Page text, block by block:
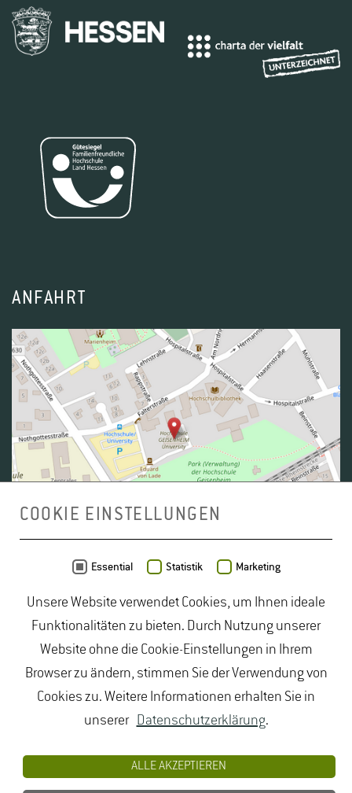
ANFAHRT
OpenStreetMap- Veröffentlicht unterODbL
duales Studium Gartenbau| Gartenbau Studium|
Lebensmittelrecht Studium|Lebensmittelsicherheit
Studium| Naturschutz Studium|Oenologie
Studium| Studiengang Logistik|Studiengänge
Lebensmittel |Studiengänge Natur| Studiengänge
Studium Landschaftsarchitektur
Studium Lebensmittel|Studium
COOKIE EINSTELLUNGEN
Essential Statistik Marketing
Unsere Website verwendet Cookies, um Ihnen ideale
Funktionalitäten zu bieten. Durch Nutzung unserer
Website ohne die Cookie-Einstellungen in Ihrem
Browser zu ändern, stimmen Sie der Verwendung von
Cookies zu. Weitere Informationen erhalten Sie in
unserer Datenschutzerklärung.
ALLE AKZEPTIEREN